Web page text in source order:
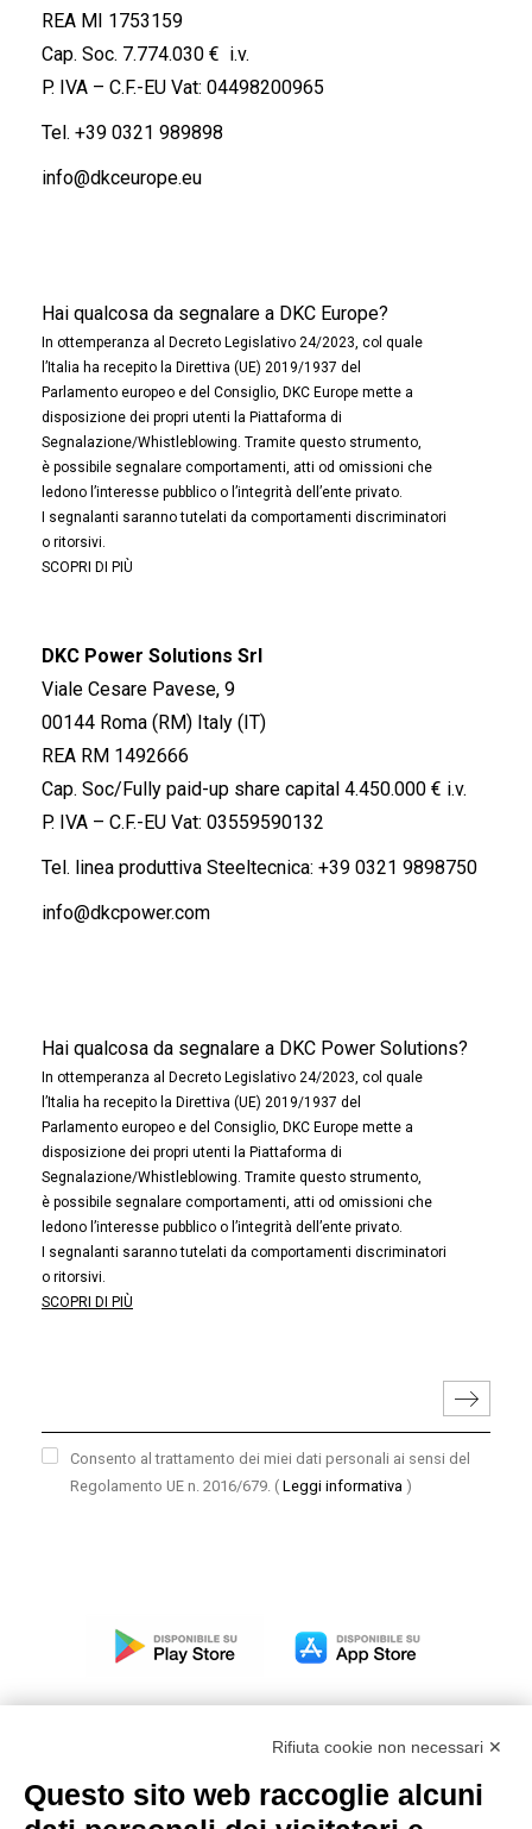
REA MI 1753159
Cap. Soc. 7.774.030 € i.v.
P. IVA – C.F.-EU Vat: 04498200965
Tel. +39 0321 989898
info@dkceurope.eu
Hai qualcosa da segnalare a DKC Europe?
In ottemperanza al Decreto Legislativo 24/2023, col quale
l’Italia ha recepito la Direttiva (UE) 2019/1937 del
Parlamento europeo e del Consiglio, DKC Europe mette a
disposizione dei propri utenti la Piattaforma di
Segnalazione/Whistleblowing. Tramite questo strumento,
è possibile segnalare comportamenti, atti od omissioni che
ledono l’interesse pubblico o l’integrità dell’ente privato.
I segnalanti saranno tutelati da comportamenti discriminatori
o ritorsivi.
SCOPRI DI PIÙ
DKC Power Solutions Srl
Viale Cesare Pavese, 9
00144 Roma (RM) Italy (IT)
REA RM 1492666
Cap. Soc/Fully paid-up share capital 4.450.000 € i.v.
P. IVA – C.F.-EU Vat: 03559590132
Tel. linea produttiva Steeltecnica: +39 0321 9898750
info@dkcpower.com
Hai qualcosa da segnalare a DKC Power Solutions?
In ottemperanza al Decreto Legislativo 24/2023, col quale
l’Italia ha recepito la Direttiva (UE) 2019/1937 del
Parlamento europeo e del Consiglio, DKC Europe mette a
disposizione dei propri utenti la Piattaforma di
Segnalazione/Whistleblowing. Tramite questo strumento,
è possibile segnalare comportamenti, atti od omissioni che
ledono l’interesse pubblico o l’integrità dell’ente privato.
I segnalanti saranno tutelati da comportamenti discriminatori
o ritorsivi.
SCOPRI DI PIÙ
Consento al trattamento dei miei dati personali ai sensi del
Regolamento UE n. 2016/679. ( Leggi informativa )
Modello organizzativo, gestione e controllo – D. lgs.
Rifiuta cookie non necessari ✕
Questo sito web raccoglie alcuni